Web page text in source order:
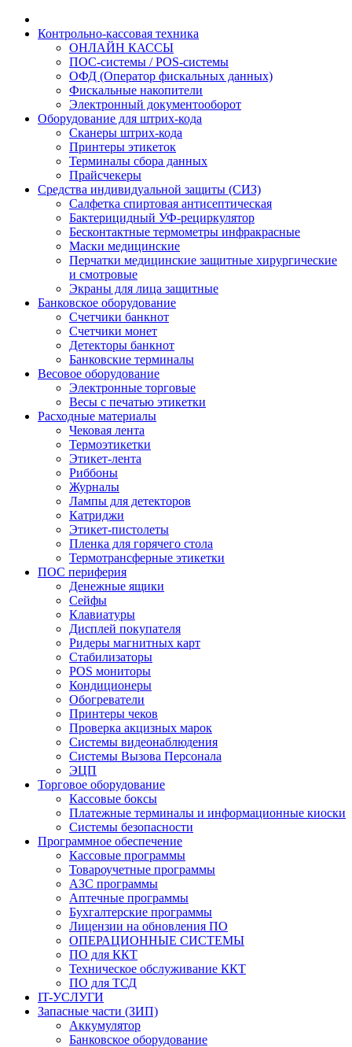
Контрольно-кассовая техника
ОНЛАЙН КАССЫ
ПОС-системы / POS-системы
ОФД (Оператор фискальных данных)
Фискальные накопители
Электронный документооборот
Оборудование для штрих-кода
Сканеры штрих-кода
Принтеры этикеток
Терминалы сбора данных
Прайсчекеры
Средства индивидуальной защиты (СИЗ)
Салфетка спиртовая антисептическая
Бактерицидный УФ-рециркулятор
Бесконтактные термометры инфракрасные
Маски медицинские
Перчатки медицинские защитные хирургические
и смотровые
Экраны для лица защитные
Банковское оборудование
Счетчики банкнот
Счетчики монет
Детекторы банкнот
Банковские терминалы
Весовое оборудование
Электронные торговые
Весы с печатью этикетки
Расходные материалы
Чековая лента
Термоэтикетки
Этикет-лента
Риббоны
Журналы
Лампы для детекторов
Катриджи
Этикет-пистолеты
Пленка для горячего стола
Термотрансферные этикетки
ПОС периферия
Денежные ящики
Сейфы
Клавиатуры
Дисплей покупателя
Ридеры магнитных карт
Стабилизаторы
POS мониторы
Кондиционеры
Обогреватели
Принтеры чеков
Проверка акцизных марок
Системы видеонаблюдения
Системы Вызова Персонала
ЭЦП
Торговое оборудование
Кассовые боксы
Платежные терминалы и информационные киоски
Системы безопасности
Программное обеспечение
Кассовые программы
Товароучетные программы
АЗС программы
Аптечные программы
Бухгалтерские программы
Лицензии на обновления ПО
ОПЕРАЦИОННЫЕ СИСТЕМЫ
ПО для ККТ
Техническое обслуживание ККТ
ПО для ТСД
IT-УСЛУГИ
Запасные части (ЗИП)
Аккумулятор
Банковское оборудование